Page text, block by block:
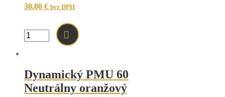
30.00 € bez DPH
množstvo
Dynamický
čisto
červený
pigment
Dynamický PMU 60
Neutrálny oranžový